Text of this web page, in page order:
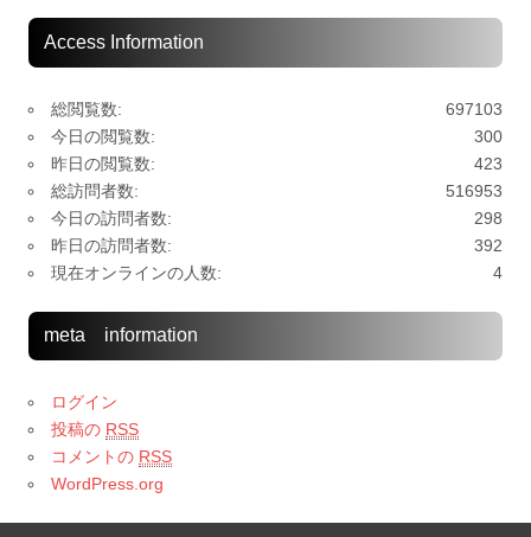
Access Information
697103
総閲覧数:
300
今日の閲覧数:
423
昨日の閲覧数:
516953
総訪問者数:
298
今日の訪問者数:
392
昨日の訪問者数:
4
現在オンラインの人数:
meta information
ログイン
投稿の RSS
コメントの RSS
WordPress.org